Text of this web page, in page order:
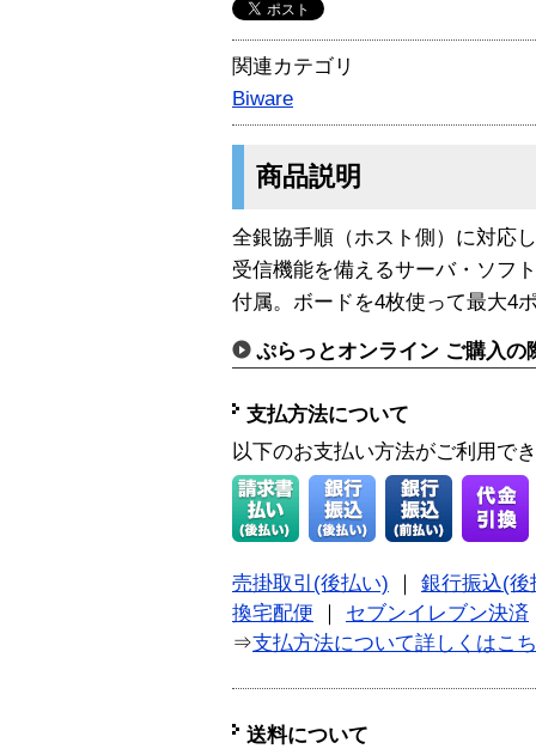
関連カテゴリ
Biware
商品説明
全銀協手順（ホスト側）に対応
受信機能を備えるサーバ・ソフ
付属。ボードを4枚使って最大4
ぷらっとオンライン ご購入の
支払方法について
以下のお支払い方法がご利用で
売掛取引(後払い)
銀行振込(後
換宅配便
セブンイレブン決済
⇒支払方法について詳しくはこ
送料について